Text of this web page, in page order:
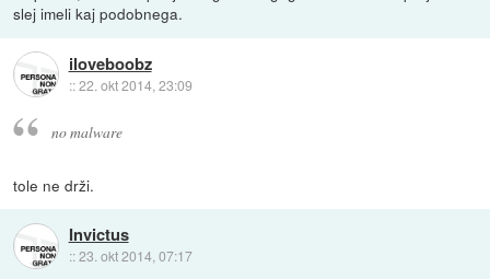
slej imeli kaj podobnega.
iloveboobz
::22. okt 2014, 23:09
no malware
tole ne drži.
Invictus
::23. okt 2014, 07:17